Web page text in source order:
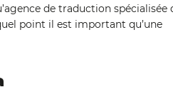
de traduction spécialisée
point il est important qu’une